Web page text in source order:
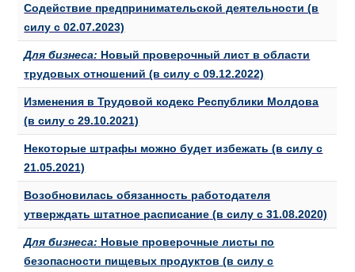
Содействие предпринимательской деятельности (в
силу с 02.07.2023)
Для бизнеса: Новый проверочный лист в области
трудовых отношений (в силу с 09.12.2022)
Изменения в Трудовой кодекс Республики Молдова
(в силу с 29.10.2021)
Некоторые штрафы можно будет избежать (в силу с
21.05.2021)
Возобновилась обязанность работодателя
утверждать штатное расписание (в силу с 31.08.2020)
Для бизнеса: Новые проверочные листы по
безопасности пищевых продуктов (в силу с